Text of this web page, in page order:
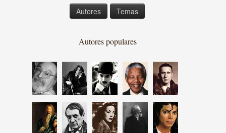
Autores Temas
Autores populares